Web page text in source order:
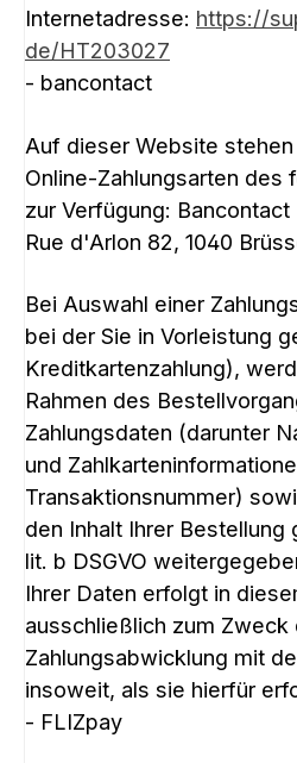
Internetadresse: https://
de/HT203027
- bancontact
Auf dieser Website
Online-Zahlungsarten des
zur Verfügung:
Rue d'Arlon 82, 1040
Bei Auswahl einer
bei der Sie in Vorleistung
Kreditkartenzahlung),
Rahmen des
Zahlungsdaten (darunter
und
Transaktionsnummer)
den Inhalt Ihrer Bestellung
lit. b DSGVO
Ihrer Daten erfolgt in
ausschließlich zum Zweck
Zahlungsabwicklung mit
insoweit, als sie hierfür
- FLIZpay